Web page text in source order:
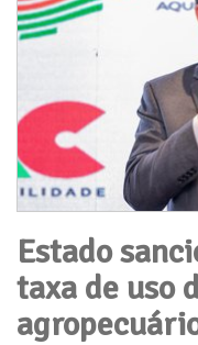
Estado
taxa de uso